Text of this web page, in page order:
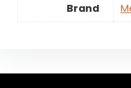
Brand